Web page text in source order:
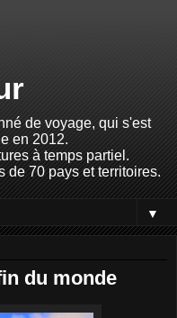
de voyage, qui s'est
en 2012.
à temps partiel.
de 70 pays et territoires.
▼
du monde